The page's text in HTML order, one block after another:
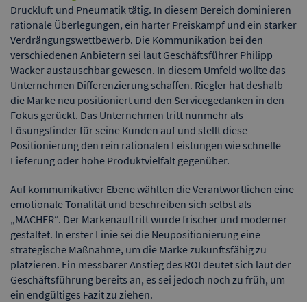
Druckluft und Pneumatik tätig. In diesem Bereich dominieren
rationale Überlegungen, ein harter Preiskampf und ein starker
Verdrängungswettbewerb. Die Kommunikation bei den
verschiedenen Anbietern sei laut Geschäftsführer Philipp
Wacker austauschbar gewesen. In diesem Umfeld wollte das
Unternehmen Differenzierung schaffen. Riegler hat deshalb
die Marke neu positioniert und den Servicegedanken in den
Fokus gerückt. Das Unternehmen tritt nunmehr als
Lösungsfinder für seine Kunden auf und stellt diese
Positionierung den rein rationalen Leistungen wie schnelle
Lieferung oder hohe Produktvielfalt gegenüber.
Auf kommunikativer Ebene wählten die Verantwortlichen eine
emotionale Tonalität und beschreiben sich selbst als
„MACHER“. Der Markenauftritt wurde frischer und moderner
gestaltet. In erster Linie sei die Neupositionierung eine
strategische Maßnahme, um die Marke zukunftsfähig zu
platzieren. Ein messbarer Anstieg des ROI deutet sich laut der
Geschäftsführung bereits an, es sei jedoch noch zu früh, um
ein endgültiges Fazit zu ziehen.